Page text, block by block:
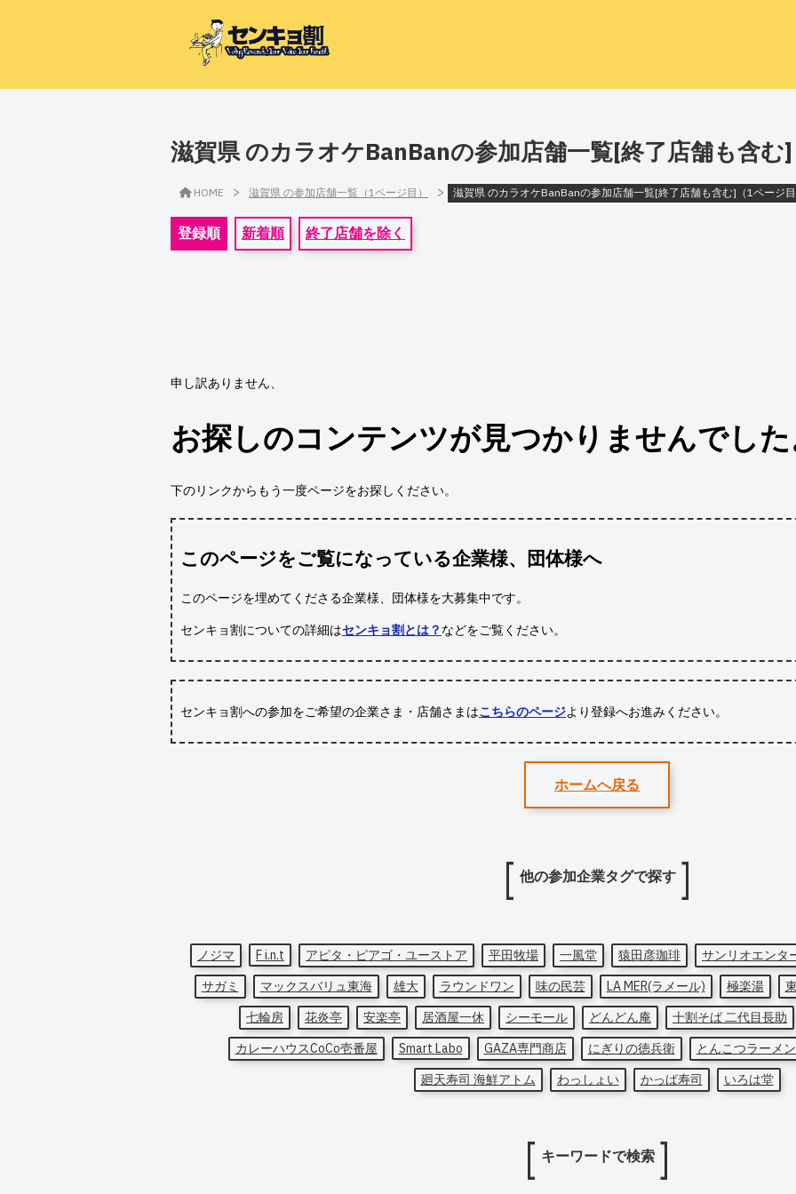
滋賀県 のカラオケBanBanの参加店舗一覧[終了店舗も含む
HOME > 滋賀県 の参加店舗一覧（1ページ目） > 滋賀県 のカラオケBanBanの参加店舗一覧[終了店舗も含む]（1ページ
登録順 新着順 終了店舗を除く
申し訳ありません、
お探しのコンテンツが見つかりませんでし
下のリンクからもう一度ページをお探しください。
このページをご覧になっている企業様、団体様へ
このページを埋めてくださる企業様、団体様を大募集中です。
センキョ割についての詳細はセンキョ割とは？ などをご覧ください。
センキョ割への参加をご希望の企業さま・店舗さまはこちらのページより登録へお進みください。
ホームへ戻る
他の参加企業タグで探す
ノジマ F i.n.t アピタ・ピアゴ・ユーストア 平田牧場 一風堂 猿田彦珈琲
サンリオエンタ
サガミ
マックスバリュ東海 雄大 ラウンドワン 味の民芸 LA MER(ラメール) 極楽湯
七輪房
花炎亭 安楽亭 居酒屋一休 シーモール どんどん庵
十割そば 二代目長助
カレーハウスCoCo壱番屋
Smart Labo GAZA専門商店 にぎりの徳兵衛
とんこつラーメ
廻天寿司 海鮮アトム
わっしょい かっぱ寿司 いろは堂
キーワードで検索